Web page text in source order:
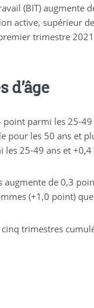
(BIT) augmente
active, supérieur
trimestre
d’âge
parmi les 25-
pour les 50 ans et
25-49 ans et
de 0,3
(+1,0 point)
trimestres